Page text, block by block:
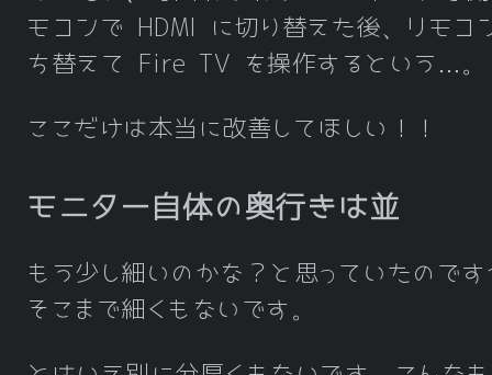
モコンで HDMI に切り替えた後、リモコ
ち替えて Fire TV を操作するという…。
ここだけは本当に改善してほしい！！
モニター自体の奥行きは並
もう少し細いのかな？と思っていたので
そこまで細くもないです。